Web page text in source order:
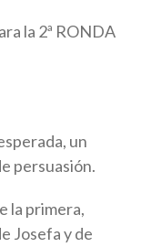
la 2ª RONDA
un
persuasión.
la primera,
Josefa y de